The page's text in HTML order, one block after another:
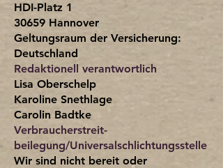
HDI-Platz 1
30659 Hannover
Geltungsraum der Versicherung:
Deutschland
Redaktionell verantwortlich
Lisa Oberschelp
Karoline Snethlage
Carolin Badtke
Verbraucher­streit­
beilegung/Universal­schlichtungs­stelle
Wir sind nicht bereit oder